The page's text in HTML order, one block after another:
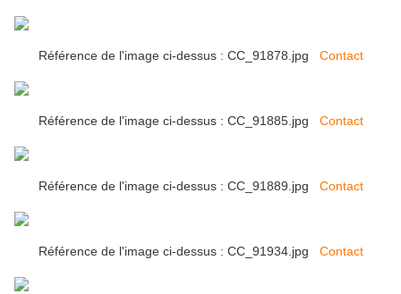
Référence de l'image ci-dessus : CC_91878.jpg Contact
Référence de l'image ci-dessus : CC_91885.jpg Contact
Référence de l'image ci-dessus : CC_91889.jpg Contact
Référence de l'image ci-dessus : CC_91934.jpg Contact